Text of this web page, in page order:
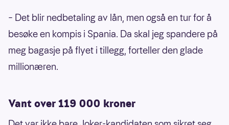
– Det blir nedbetaling av lån, men også en tur for å
besøke en kompis i Spania. Da skal jeg spandere på
meg bagasje på flyet i tillegg, forteller den glade
millionæren.
Vant over 119 000 kroner